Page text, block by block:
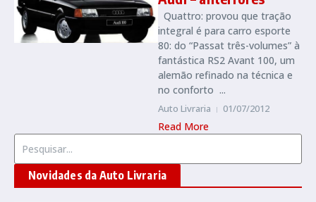
Quattro: provou que tração
integral é para carro esporte
80: do “Passat três-volumes” à
fantástica RS2 Avant 100, um
alemão refinado na técnica e
no conforto ...
Auto Livraria 01/07/2012
Read More
Novidades da Auto Livraria